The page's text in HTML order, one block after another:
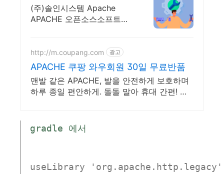
캣 20년이상 기술지원 노
하우
(주)솔인시스템 Apache
APACHE 오픈소스소프트웨
http://m.coupang.com 광고
APACHE 쿠팡 와우회원 30일 무료반품
맨발 같은 APACHE, 발을 안전하게 보호하며
하루 종일 편안하게. 돌돌 말아 휴대 간편! 어
gradle 에서
useLibrary 'org.apache.http.legacy'